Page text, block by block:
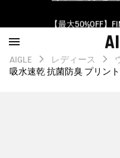
ログイン/会員
AIGLE CLUB ポイン
AIGLE レディース
吸水速乾 抗菌防臭 プリン